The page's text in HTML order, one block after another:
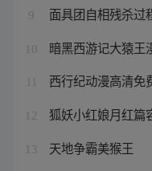
9 面具团自相残杀过
10 暗黑西游记大猿王
西行纪动漫高清免
12 狐妖小红娘月红篇
13 天地争霸美猴王